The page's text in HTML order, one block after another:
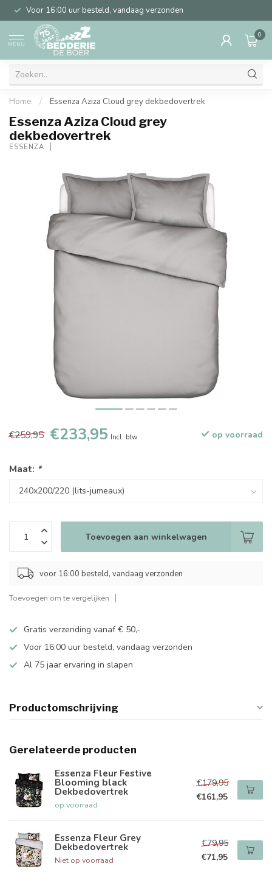
Voor 16:00 uur besteld, vandaag verzonden
MENU
0
Home / Essenza Aziza Cloud grey dekbedovertrek
Essenza Aziza Cloud grey
dekbedovertrek
ESSENZA
€259,95 €233,95 Incl. btw op voorraad
Maat: *
Toevoegen aan winkelwagen
voor 16:00 besteld, vandaag verzonden
Toevoegen om te vergelijken
Gratis verzending vanaf € 50,-
Voor 16:00 uur besteld, vandaag verzonden
Al 75 jaar ervaring in slapen
Productomschrijving
Gerelateerde producten
Essenza Fleur Festive
Blooming black
Dekbedovertrek
op voorraad
€179,95
€161,95
Essenza Fleur Grey
Dekbedovertrek
Niet op voorraad
€79,95
€71,95